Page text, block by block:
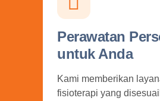
Perawatan
untuk Anda
Kami memberikan
fisioterapi yang